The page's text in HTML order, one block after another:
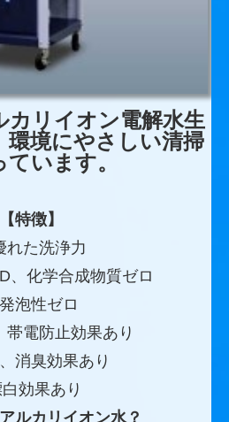
カリイオン電解水生
環境にやさしい清掃
ています。
【特徴】
た洗浄力
、化学合成物質ゼロ
泡性ゼロ
電防止効果あり
消臭効果あり
効果あり
ルカリイオン水？